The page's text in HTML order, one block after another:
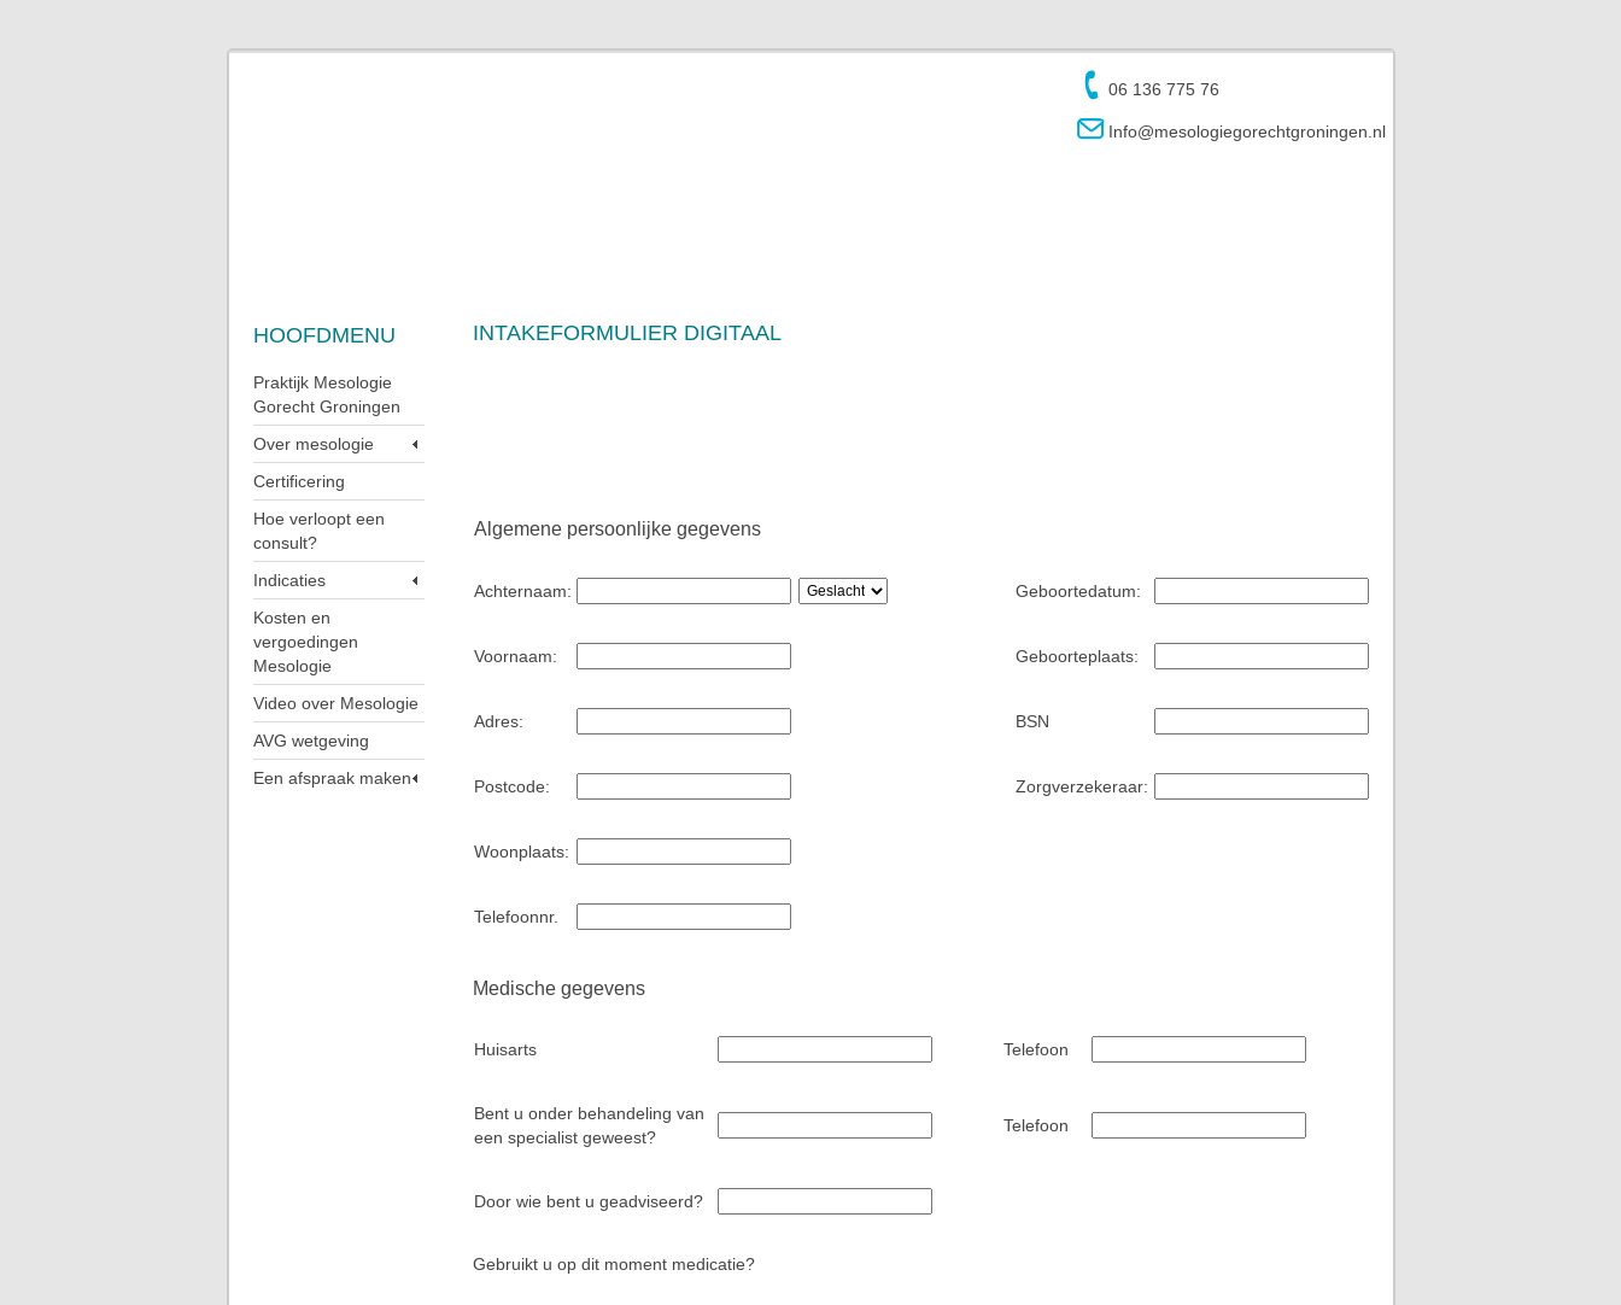
06 136 775 76
Info@mesologiegorechtgroningen.nl
INTAKEFORMULIER DIGITAAL
Algemene persoonlijke gegevens
Achternaam: Geboortedatum:
Voornaam: Geboorteplaats:
Adres: BSN
Postcode: Zorgverzekeraar:
Woonplaats:
Telefoonnr.
Medische gegevens
Huisarts Telefoon
Bent u onder behandeling van
een specialist geweest?
Telefoon
Door wie bent u geadviseerd?
Gebruikt u op dit moment medicatie?
HOOFDMENU
Praktijk Mesologie
Gorecht Groningen
Over mesologie
Certificering
Hoe verloopt een
consult?
Indicaties
Kosten en
vergoedingen
Mesologie
Video over Mesologie
AVG wetgeving
Een afspraak maken